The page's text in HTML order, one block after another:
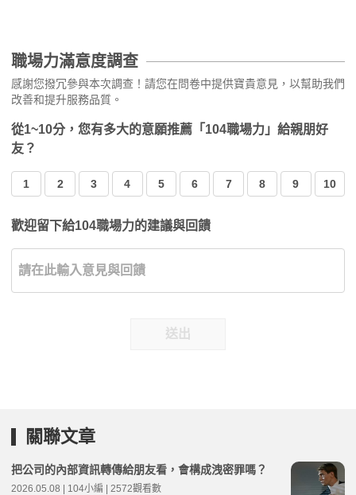
職場力滿意度調查
感謝您撥冗參與本次調查！請您在問卷中提供寶貴意見，以幫助我們
改善和提升服務品質。
從1~10分，您有多大的意願推薦「104職場力」給親朋好
友？
1 2 3 4 5 6 7 8 9 10
歡迎留下給104職場力的建議與回饋
送出
關聯文章
把公司的內部資訊轉傳給朋友看，會構成洩密罪嗎？
2026.05.08 | 104小編 | 2572觀看數